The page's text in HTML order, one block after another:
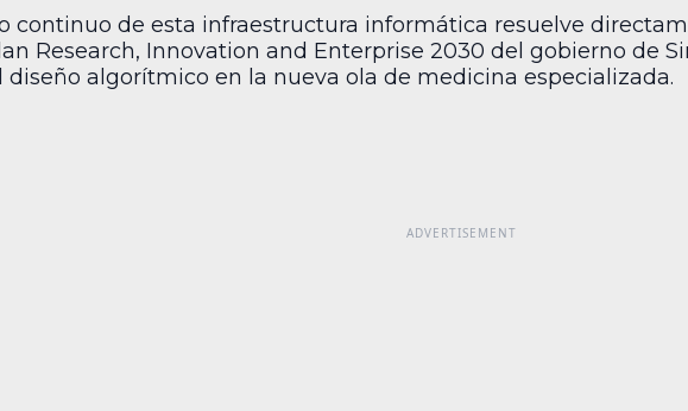
continuo de esta infraestructura informática resuelve
Research, Innovation and Enterprise 2030 del gobierno de
diseño algorítmico en la nueva ola de medicina especializada.